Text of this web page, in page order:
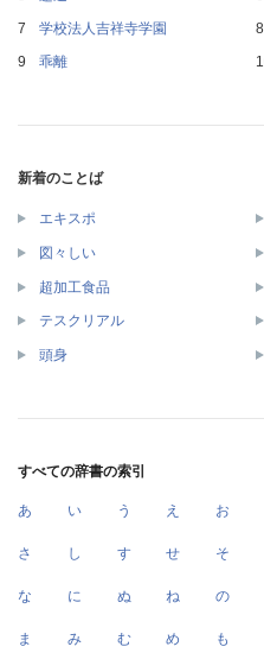
学校法人吉祥寺学園
乖離
新着のことば
エキスポ
図々しい
超加工食品
テスクリアル
頭身
すべての辞書の索引
あ い う え お
さ し す せ そ
な に ぬ ね の
ま み む め も